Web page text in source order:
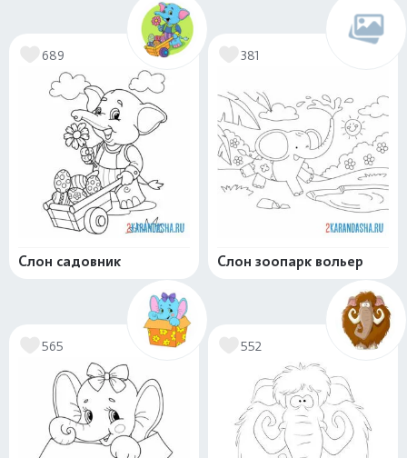
689
Слон садовник
381
Слон зоопарк вольер
565 552